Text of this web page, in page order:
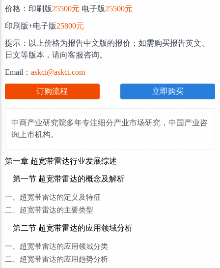
价格：印刷版25500元 电子版25500元
印刷版+电子版25800元
提示：以上价格为报告中文版的报价；如需购买报告英文、
日文等版本，请向客服咨询。
Email： askci@askci.com
订购流程 立即购买
中商产业研究院多年专注细分产业市场研究，中国产业咨
询上市机构。
第一章 超宽带雷达行业发展综述
第一节 超宽带雷达的概念及解析
一、超宽带雷达的定义及特征
二、超宽带雷达的主要类型
第二节 超宽带雷达的应用领域分析
一、超宽带雷达的应用领域分类
二、超宽带雷达的应用趋势分析